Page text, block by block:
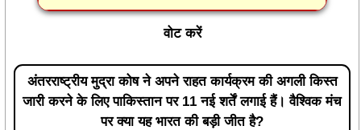
वोट करें
अंतरराष्ट्रीय मुद्रा कोष ने अपने राहत कार्यक्रम की अगली किस्त
जारी करने के लिए पाकिस्तान पर 11 नई शर्तें लगाई हैं। वैश्विक मंच
पर क्या यह भारत की बड़ी जीत है?